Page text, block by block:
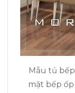
Mẫu tủ
mặt bếp